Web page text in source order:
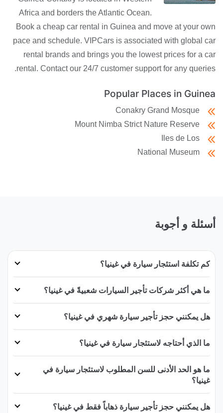
Africa and borders the Atlantic Ocean.
Book a cheap car rental in Guinea and move at your own
pace and schedule. VIPCars is associated with global car
rental brands and brings you the lowest prices for a car
rental. Contact our 24/7 customer support for any queries.
Popular Places in Guinea
Conakry Grand Mosque
Mount Nimba Strict Nature Reserve
Iles de Los
National Museum
أسئلة و أجوبة
كم تكلفة استئجار سيارة في غينيا؟
ما هي أكثر شركات تأجير السيارات شعبيةً في غينيا؟
هل يمكنني حجز تأجير سيارة شهري في غينيا؟
ما الذي أحتاجه لاستئجار سيارة في غينيا؟
ما هو الحد الأدنى للسن المطلوب لاستئجار سيارة في
غينيا؟
هل يمكنني حجز تأجير سيارة ذهاباً فقط في غينيا؟